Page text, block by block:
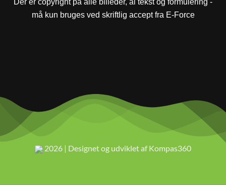
Der er copyright på alle billeder, al tekst og formulering -
må kun bruges ved skriftlig accept fra E-Force
2026 | Designet og udviklet af Kompas360